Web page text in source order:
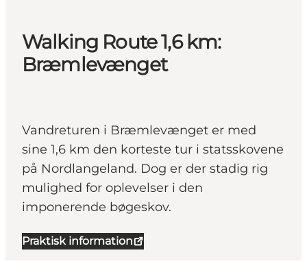
Walking Route 1,6 km:
Bræmlevænget
Vandreturen i Bræmlevænget er med
sine 1,6 km den korteste tur i statsskovene
på Nordlangeland. Dog er der stadig rig
mulighed for oplevelser i den
imponerende bøgeskov.
Praktisk information